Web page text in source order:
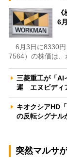
6
6月3日に8330円
7564）の株価は
三菱重工が「AI
運 エヌビディ
キオクシアHD
の反転シグナ
突然マルサ